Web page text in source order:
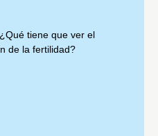
tiene que ver el
de la fertilidad?